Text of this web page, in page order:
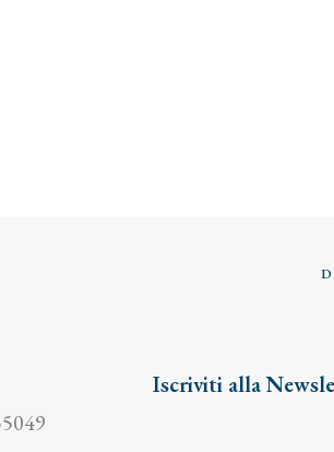
Iscriviti alla